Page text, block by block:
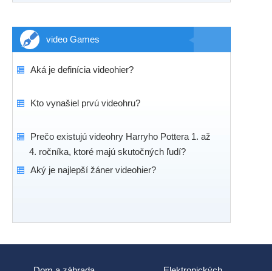
video Games
Aká je definícia videohier?
Kto vynašiel prvú videohru?
Prečo existujú videohry Harryho Pottera 1. až
4. ročníka, ktoré majú skutočných ľudí?
Aký je najlepší žáner videohier?